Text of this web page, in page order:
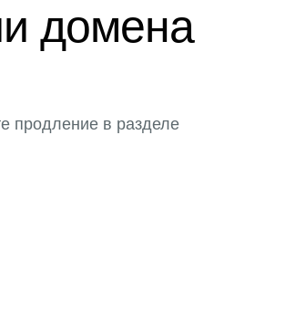
домена
продление в разделе